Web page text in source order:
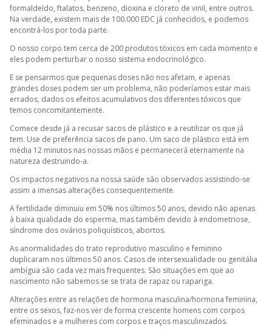
formaldeído, ftalatos, benzeno, dioxina e cloreto de vinil, entre outros.
Na verdade, existem mais de 100.000 EDC já conhecidos, e podemos
encontrá-los por toda parte.
O nosso corpo tem cerca de 200 produtos tóxicos em cada momento e
eles podem perturbar o nosso sistema endocrinológico.
E se pensarmos que pequenas doses não nos afetam, e apenas
grandes doses podem ser um problema, não poderíamos estar mais
errados, dados os efeitos acumulativos dos diferentes tóxicos que
temos concomitantemente.
Comece desde já a recusar sacos de plástico e a reutilizar os que já
tem. Use de preferência sacos de pano. Um saco de plástico está em
média 12 minutos nas nossas mãos e permanecerá eternamente na
natureza destruindo-a.
Os impactos negativos na nossa saúde são observados assistindo-se
assim a imensas alterações consequentemente.
A fertilidade diminuiu em 50% nos últimos 50 anos, devido não apenas
à baixa qualidade do esperma, mas também devido à endometriose,
síndrome dos ovários poliquísticos, abortos.
As anormalidades do trato reprodutivo masculino e feminino
duplicaram nos últimos 50 anos. Casos de intersexualidade ou genitália
ambígua são cada vez mais frequentes. São situações em que ao
nascimento não sabemos se se trata de rapaz ou rapariga.
Alterações entre as relações de hormona masculina/hormona feminina,
entre os sexos, faz-nos ver de forma crescente homens com corpos
efeminados e a mulheres com corpos e traços masculinizados.